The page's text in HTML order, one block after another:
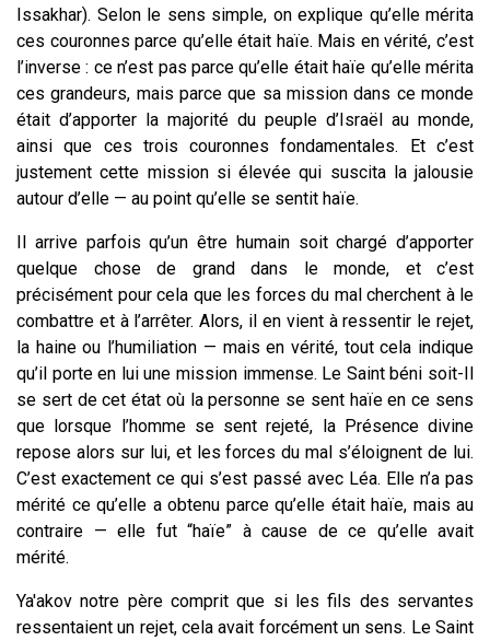
Issakhar). Selon le sens simple, on explique qu’elle mérita
ces couronnes parce qu’elle était haïe. Mais en vérité, c’est
l’inverse : ce n’est pas parce qu’elle était haïe qu’elle mérita
ces grandeurs, mais parce que sa mission dans ce monde
était d’apporter la majorité du peuple d’Israël au monde,
ainsi que ces trois couronnes fondamentales. Et c’est
justement cette mission si élevée qui suscita la jalousie
autour d’elle — au point qu’elle se sentit haïe.
Il arrive parfois qu’un être humain soit chargé d’apporter
quelque chose de grand dans le monde, et c’est
précisément pour cela que les forces du mal cherchent à le
combattre et à l’arrêter. Alors, il en vient à ressentir le rejet,
la haine ou l’humiliation — mais en vérité, tout cela indique
qu’il porte en lui une mission immense. Le Saint béni soit-Il
se sert de cet état où la personne se sent haïe en ce sens
que lorsque l’homme se sent rejeté, la Présence divine
repose alors sur lui, et les forces du mal s’éloignent de lui.
C’est exactement ce qui s’est passé avec Léa. Elle n’a pas
mérité ce qu’elle a obtenu parce qu’elle était haïe, mais au
contraire — elle fut “haïe” à cause de ce qu’elle avait
mérité.
Ya'akov notre père comprit que si les fils des servantes
ressentaient un rejet, cela avait forcément un sens. Le Saint